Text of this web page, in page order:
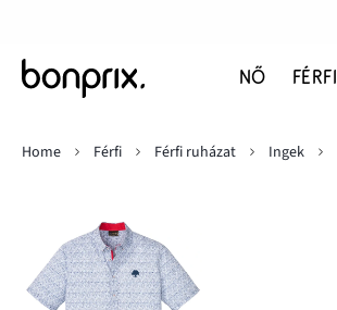
NŐ FÉRFI
Home
Férfi Férfi ruházat Ingek